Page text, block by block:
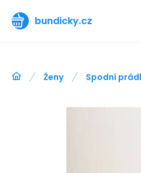
bundicky.cz
Ženy Spodní